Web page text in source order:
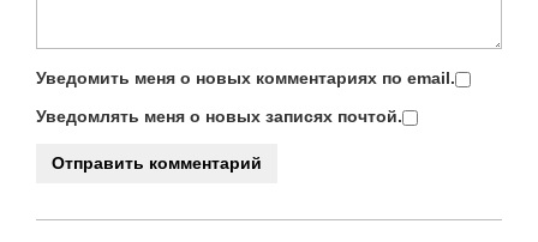
Уведомить меня о новых комментариях по email.
Уведомлять меня о новых записях почтой.